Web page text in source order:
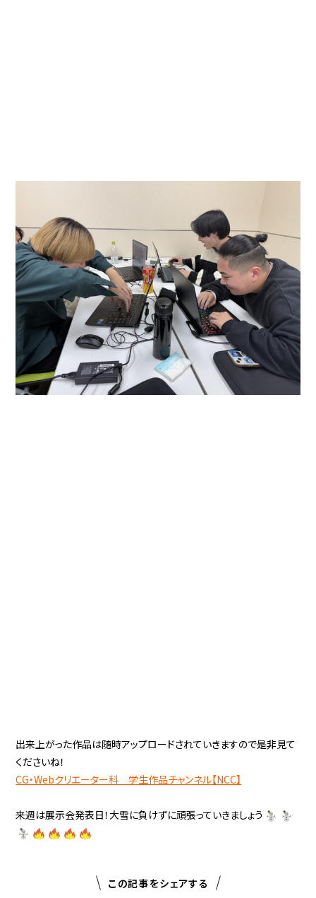
出来上がった作品は随時アップロードされていきますので是非見て
くださいね！
CG・Webクリエーター科 学生作品チャンネル【NCC】
来週は展示会発表日！大雪に負けずに頑張っていきましょう
この記事をシェアする